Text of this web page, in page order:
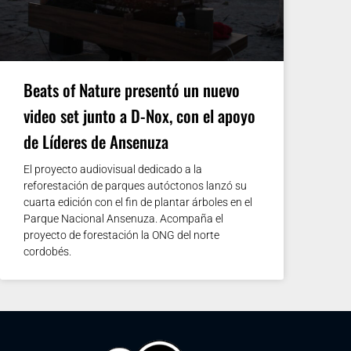
Beats of Nature presentó un nuevo
video set junto a D-Nox, con el apoyo
de Líderes de Ansenuza
El proyecto audiovisual dedicado a la
reforestación de parques autóctonos lanzó su
cuarta edición con el fin de plantar árboles en el
Parque Nacional Ansenuza. Acompaña el
proyecto de forestación la ONG del norte
cordobés.